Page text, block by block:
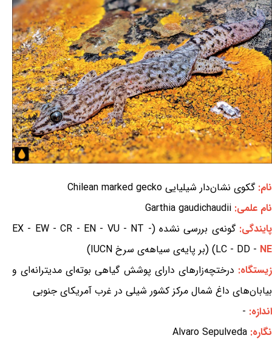
نام:گکوی نشان‌دار شیلیایی Chilean marked gecko
نام علمی: Garthia gaudichaudii
پایندگی:
گونه‌ی بررسی نشده (EX - EW - CR - EN - VU - NT -
LC - DD - NE
) (بر پایه‌ی سیاهه‌ی سرخ IUCN)
زیستگاه: درختچه‌زارهای دارای پوشش گیاهی بوته‌ای مدیترانه‌ای و
بیابان‌های داغ شمال مرکز کشور شیلی در غرب آمریکای جنوبی
اندازه: -
نگاره: Alvaro Sepulveda